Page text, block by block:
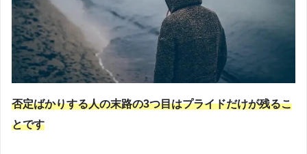
否定ばかりする人の末路の3つ目はプライドだけが残るこ
とです